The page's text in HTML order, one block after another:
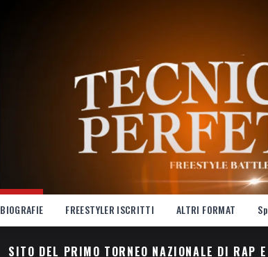
BIOGRAFIE FREESTYLER ISCRITTI ALTRI FORMAT
SITO DEL PRIMO TORNEO NAZIONALE DI RAP